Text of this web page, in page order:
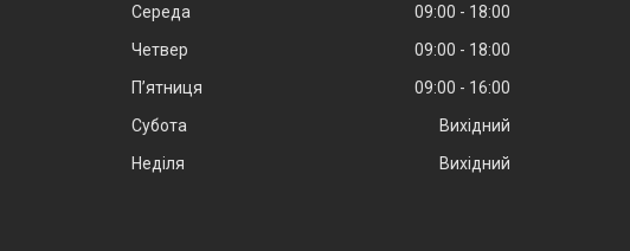
Середа
09:00
18:00
Четвер
09:00
18:00
Пʼятниця
09:00
16:00
Субота
Вихідний
Неділя
Вихідний